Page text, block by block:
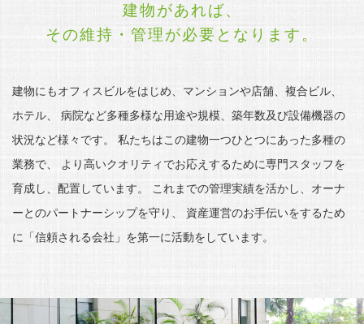
建物があれば、
その維持・管理が必要となります。
建物にもオフィスビルをはじめ、マンションや店舗、複合ビル、
ホテル、
病院など多種多様な用途や規模、築年数及び設備機器の
状況など様々です。
私たちはこの建物一つひとつにあった多種の
業務で、
より高いクオリティでお応えするために専門スタッフを
育成し、配置しています。
これまでの管理実績を活かし、オーナ
ーとのパートナーシップを守り、
資産運営のお手伝いをするため
に「信頼される会社」を第一に活動をしています。